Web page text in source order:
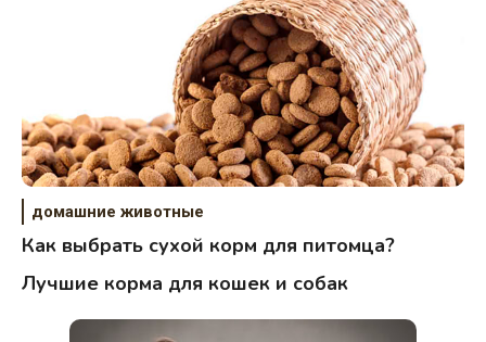
домашние животные
Как выбрать сухой корм для питомца?
Лучшие корма для кошек и собак